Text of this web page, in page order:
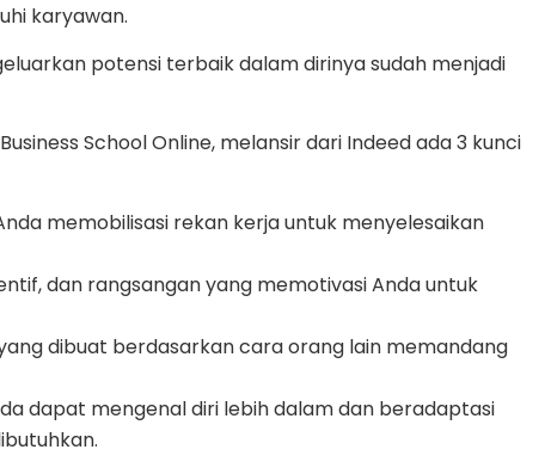
karyawan.
potensi terbaik dalam dirinya sudah menjadi
School Online, melansir dari Indeed ada 3 kunci
memobilisasi rekan kerja untuk menyelesaikan
dan rangsangan yang memotivasi Anda untuk
dibuat berdasarkan cara orang lain memandang
dapat mengenal diri lebih dalam dan beradaptasi